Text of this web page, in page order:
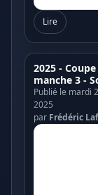
Lire
2025 -
manche 3 -
Publié le mardi
2025
par Frédéric